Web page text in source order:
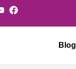
Blog